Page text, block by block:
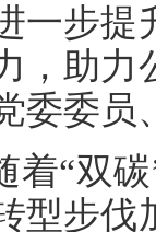
一步提
，助力
委委员
着“双
型步伐